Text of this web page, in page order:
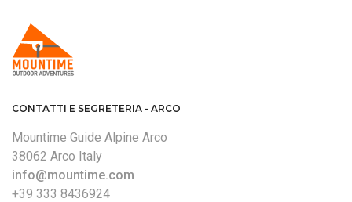
CONTATTI E SEGRETERIA - ARCO
Mountime Guide Alpine Arco
38062 Arco Italy
info@mountime.com
+39 333 8436924